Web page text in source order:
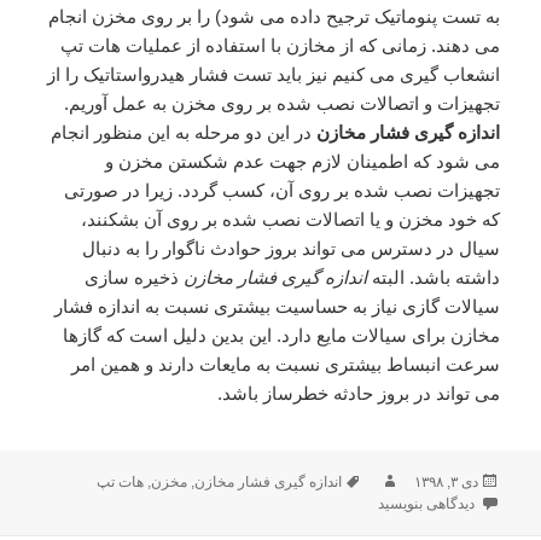
به تست پنوماتیک ترجیح داده می شود) را بر روی مخزن انجام
می دهند. زمانی که از مخازن با استفاده از عملیات هات تپ
انشعاب گیری می کنیم نیز باید تست فشار هیدرواستاتیک را از
تجهیزات و اتصالات نصب شده بر روی مخزن به عمل آوریم.
اندازه گیری فشار مخازن در این دو مرحله به این منظور انجام
می شود که اطمینان لازم جهت عدم شکستن مخزن و
تجهیزات نصب شده بر روی آن، کسب گردد. زیرا در صورتی
که خود مخزن و یا اتصالات نصب شده بر روی آن بشکنند،
سیال در دسترس می تواند بروز حوادث ناگوار را به دنبال
داشته باشد. البتهاندازه گیری فشار مخازن ذخیره سازی
سیالات گازی نیاز به حساسیت بیشتری نسبت به اندازه فشار
مخازن برای سیالات مایع دارد. این بدین دلیل است که گازها
سرعت انبساط بیشتری نسبت به مایعات دارند و همین امر
می تواند در بروز حادثه خطرساز باشد.
ارسال
شده
دی ۳, ۱۳۹۸ نویسندهبرچسب‌ها
اندازه گیری فشار مخازن,مخزن,هات تپ
برای اندازه گیری فشار مخازن در هات تپ
دیدگاهی بنویسید